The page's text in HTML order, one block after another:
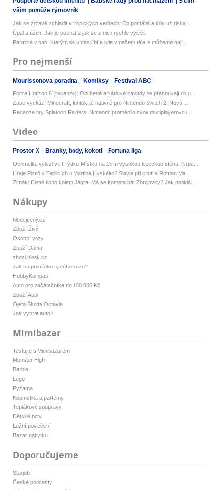
vším pomůže rýmovník
Jak se zdravě zchladit v tropických vedrech: Co pomáhá a kdy už riskuj...
Úpal a úžeh: Jak je poznat a jak se z nich rychle vyléčit
Parazité v nás: Kterým se u nás líbí a kde v našem těle je můžeme nají...
Pro nejmenší
Mourissonova poradna Komiksy Festival ABC
Forza Horizon 6 (recenze): Oblíbené arkádové závody se přesouvají do u...
Zase vychází Minecraft, tentokrát nativně pro Nintendo Switch 2. Nová ...
Recenze hry Splatoon Raiders. Nintendo proměnilo svou multiplayerovou ...
Video
Prostor X Branky, body, kokoti Fortuna liga
Ochmelka vylezl ve Frýdku-Místku na 15 m vysokou lezeckou stěnu. (srpe...
Hraje Plzeň v Teplicích o Martina Hyského? Slavia při chuti a Roman Ma...
Zimák: Divné ticho kolem Jágra. Má se Kometa bát Zbrojovky? Jak posklá...
Nákupy
hledejceny.cz
Zboží Živě
Osobní vozy
Zboží Dáma
zbozi.blesk.cz
Jak na prohlídku ojetého vozu?
HobbyKompas
Auto pro začátečníka do 100 000 Kč
Zboží Auto
Ojetá Škoda Octavia
Jak vybrat auto?
Mimibazar
Testujte s Mimibazarem
Monster High
Barbie
Lego
Pyžama
Kosmetika a parfémy
Teplákové soupravy
Dětské boty
Ložní povlečení
Bazar nábytku
Doporučujeme
Starjob
České podcasty